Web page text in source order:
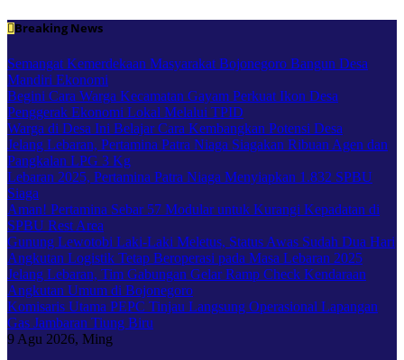
Skip
content
Breaking News
Semangat Kemerdekaan Masyarakat Bojonegoro Bangun Desa
Mandiri Ekonomi
Begini Cara Warga Kecamatan Gayam Perkuat Ikon Desa
Penggerak Ekonomi Lokal Melalui TPID
Warga di Desa Ini Belajar Cara Kembangkan Potensi Desa
Jelang Lebaran, Pertamina Patra Niaga Siagakan Ribuan Agen dan
Pangkalan LPG 3 Kg
Lebaran 2025, Pertamina Patra Niaga Menyiapkan 1.832 SPBU
Siaga
Aman! Pertamina Sebar 57 Modular untuk Kurangi Kepadatan di
SPBU Rest Area
Gunung Lewotobi Laki-Laki Meletus, Status Awas Sudah Dua Hari
Angkutan Logistik Tetap Beroperasi pada Masa Lebaran 2025
Jelang Lebaran, Tim Gabungan Gelar Ramp Check Kendaraan
Angkutan Umum di Bojonegoro
Komisaris Utama PEPC Tinjau Langsung Operasional Lapangan
Gas Jambaran Tiung Biru
9 Agu 2026, Ming